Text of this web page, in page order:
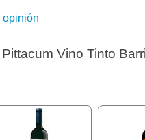
opinión
Vino Tinto